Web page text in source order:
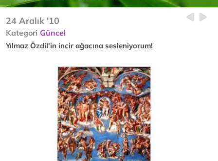
24 Aralık '10
Kategori Güncel
Yılmaz Özdil'in incir ağacına sesleniyorum!